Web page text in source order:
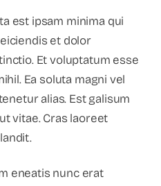
est ipsam minima qui
et dolor
Et voluptatum esse
Ea soluta magni vel
alias. Est galisum
vitae. Cras laoreet
eneatis nunc erat